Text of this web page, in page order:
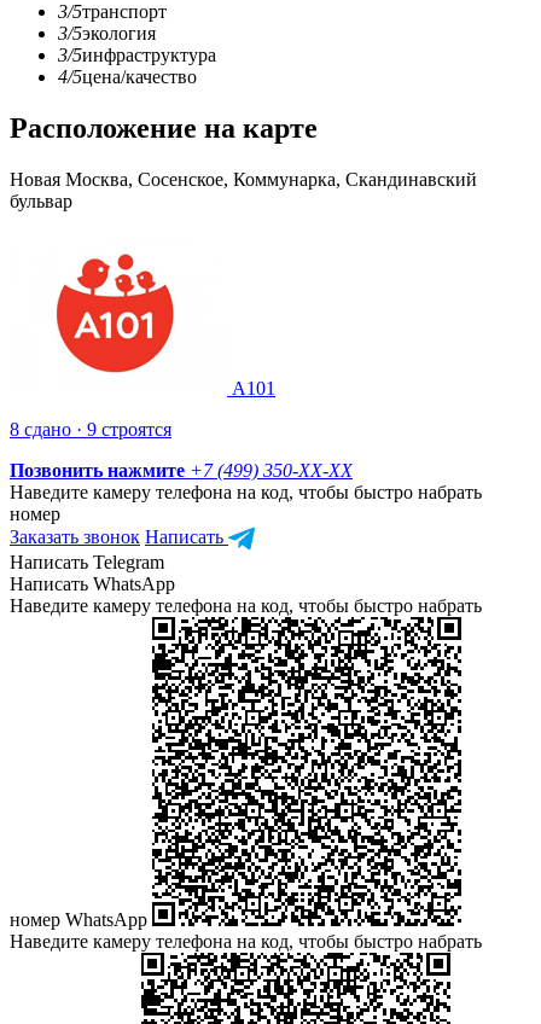
3/5транспорт
3/5экология
3/5инфраструктура
4/5цена/качество
Расположение на карте
Новая Москва, Сосенское, Коммунарка, Скандинавский
бульвар
А101
8 сдано · 9 строятся
Позвонить нажмите +7 (499) 350-XX-XX
Наведите камеру телефона на код, чтобы быстро набрать
номер
Заказать звонок Написать
Написать Telegram
Написать WhatsApp
Наведите камеру телефона на код, чтобы быстро набрать
номер WhatsApp
Наведите камеру телефона на код, чтобы быстро набрать